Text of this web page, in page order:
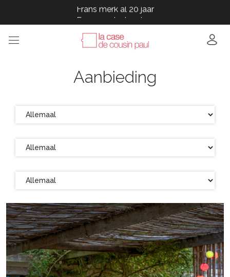
Frans merk al 20 jaar
Frans merk al 20 jaar
Frans merk al 20 jaar
Frans merk al 20 jaar
Aanbieding